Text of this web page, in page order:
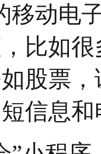
移动电
比如
股票
信息